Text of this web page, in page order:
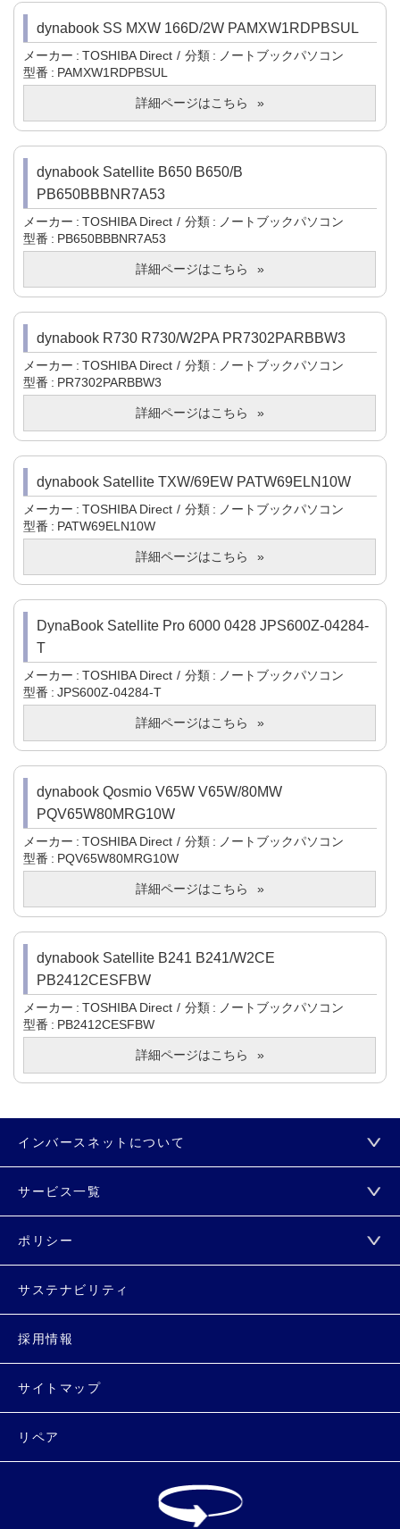
dynabook SS MXW 166D/2W PAMXW1RDPBSUL
メーカー TOSHIBA Direct 分類
ノートブックパソコン
型番
PAMXW1RDPBSUL
詳細ページはこちら
dynabook Satellite B650 B650/B
PB650BBBNR7A53
メーカー TOSHIBA Direct 分類
ノートブックパソコン
型番
PB650BBBNR7A53
詳細ページはこちら
dynabook R730 R730/W2PA PR7302PARBBW3
メーカー TOSHIBA Direct 分類
ノートブックパソコン
型番
PR7302PARBBW3
詳細ページはこちら
dynabook Satellite TXW/69EW PATW69ELN10W
メーカー TOSHIBA Direct 分類
ノートブックパソコン
型番
PATW69ELN10W
詳細ページはこちら
DynaBook Satellite Pro 6000 0428 JPS600Z-04284-
T
メーカー TOSHIBA Direct 分類
ノートブックパソコン
型番
JPS600Z-04284-T
詳細ページはこちら
dynabook Qosmio V65W V65W/80MW
PQV65W80MRG10W
メーカー TOSHIBA Direct 分類
ノートブックパソコン
型番
PQV65W80MRG10W
詳細ページはこちら
dynabook Satellite B241 B241/W2CE
PB2412CESFBW
メーカー TOSHIBA Direct 分類
ノートブックパソコン
型番
PB2412CESFBW
詳細ページはこちら
インバースネットについて
サービス一覧
ポリシー
サステナビリティ
採用情報
サイトマップ
リペア